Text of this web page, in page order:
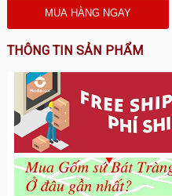
THÔNG TIN SẢN PHẨM